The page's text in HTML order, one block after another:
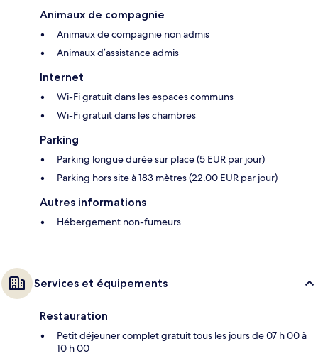
Animaux de compagnie
Animaux de compagnie non admis
Animaux d’assistance admis
Internet
Wi-Fi gratuit dans les espaces communs
Wi-Fi gratuit dans les chambres
Parking
Parking longue durée sur place (5 EUR par jour)
Parking hors site à 183 mètres (22.00 EUR par jour)
Autres informations
Hébergement non-fumeurs
Services et équipements
Restauration
Petit déjeuner complet gratuit tous les jours de 07 h 00 à
10 h 00